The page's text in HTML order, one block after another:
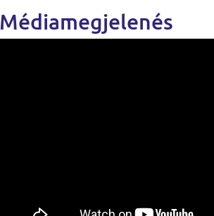
Médiamegjelenés